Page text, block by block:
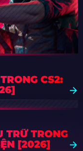
CS2:
TRỮ TRONG
[2026]